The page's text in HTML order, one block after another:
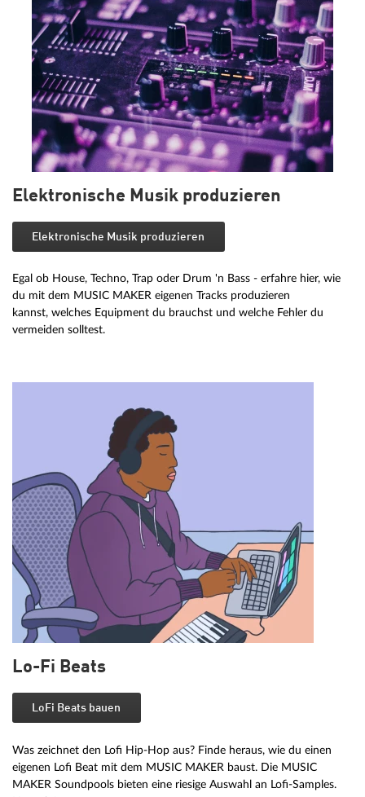
Elektronische Musik produzieren
Elektronische Musik produzieren
Egal ob House, Techno, Trap oder Drum 'n Bass - erfahre hier, wie
du mit dem MUSIC MAKER eigenen Tracks produzieren
kannst, welches Equipment du brauchst und welche Fehler du
vermeiden solltest.
Lo-Fi Beats
LoFi Beats bauen
Was zeichnet den Lofi Hip-Hop aus? Finde heraus, wie du einen
eigenen Lofi Beat mit dem MUSIC MAKER baust. Die MUSIC
MAKER Soundpools bieten eine riesige Auswahl an Lofi-Samples.